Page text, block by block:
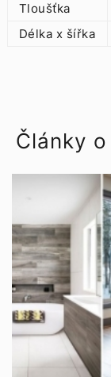
Tloušťka
Délka x šířka
Články